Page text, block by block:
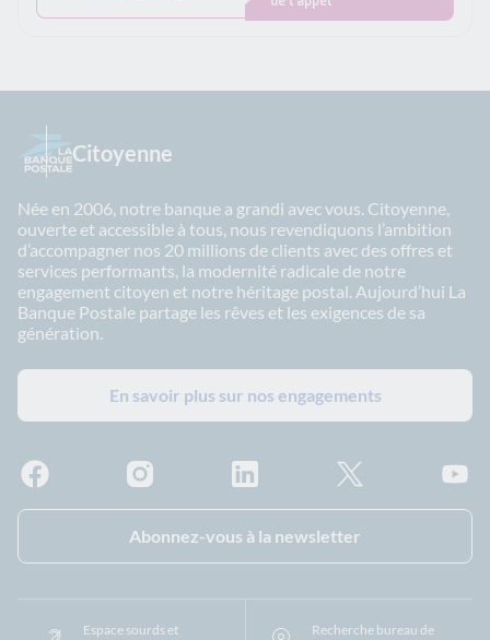
Citoyenne
Née en 2006, notre banque a grandi avec vous. Citoyenne,
ouverte et accessible à tous, nous revendiquons l’ambition
d’accompagner nos 20 millions de clients avec des offres et
services performants, la modernité radicale de notre
engagement citoyen et notre héritage postal. Aujourd’hui La
Banque Postale partage les rêves et les exigences de sa
génération.
En savoir plus sur nos engagements
Abonnez-vous à la newsletter
Espace sourds et
Recherche bureau de